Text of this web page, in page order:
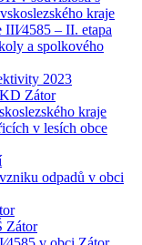
kraje
– II. etapa
a spolkového
2023
Zátor
kraje
v lesích obce
odpadů v obci
Zátor